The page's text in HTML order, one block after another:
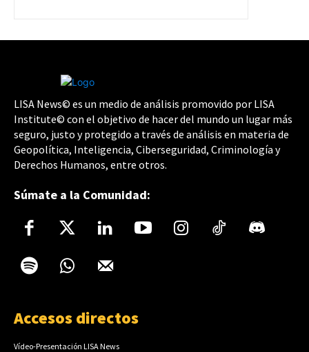
LISA News© es un medio de análisis promovido por LISA
Institute© con el objetivo de hacer del mundo un lugar más
seguro, justo y protegido a través de análisis en materia de
Geopolítica, Inteligencia, Ciberseguridad, Criminología y
Derechos Humanos, entre otros.
Súmate a la Comunidad:
Accesos directos
Vídeo-Presentación LISA News